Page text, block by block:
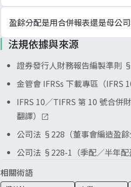
表也單獨揭露歸屬於非控制權益
合併報表把整個集團逐項併起來
列成一個科目。個體報表的本期
盈餘分配是用合併報表還是母公
看母公司。股利由母公司發放，
匯回，母公司不一定配得出來，
法規依據與來源
證券發行人財務報告編製準則
金管會 IFRSs 下載專區（IFRS
IFRS 10／TIFRS 第 10 號合併
翻譯）
公司法 §228（董事會編造盈餘
公司法 §228-1（季配／半年配
相關術語